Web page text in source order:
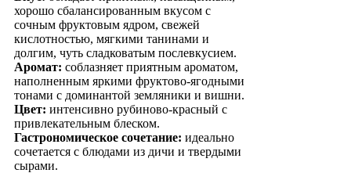
хорошо сбалансированным вкусом с
сочным фруктовым ядром, свежей
кислотностью, мягкими танинами и
долгим, чуть сладковатым послевкусием.
Аромат: соблазняет приятным ароматом,
наполненным яркими фруктово-ягодными
тонами с доминантой земляники и вишни.
Цвет: интенсивно рубиново-красный с
привлекательным блеском.
Гастрономическое сочетание: идеально
сочетается с блюдами из дичи и твердыми
сырами.